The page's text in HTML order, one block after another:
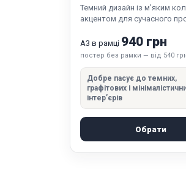
Темний дизайн із м’яким
акцентом для сучасного
А3 в рамці 940 грн
постер без рамки — від 540
Добре пасує до темних,
графітових і
інтер’єрів
Обрати